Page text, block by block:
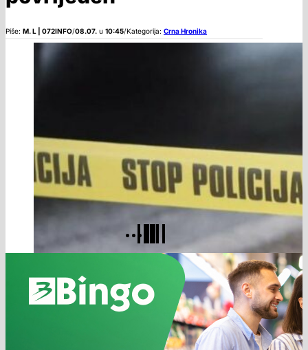
Piše: M. L | 072INFO/08.07. u 10:45/Kategorija: Crna Hronika